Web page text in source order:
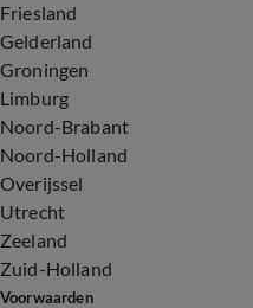
Friesland
Gelderland
Groningen
Limburg
Noord-Brabant
Noord-Holland
Overijssel
Utrecht
Zeeland
Zuid-Holland
Voorwaarden